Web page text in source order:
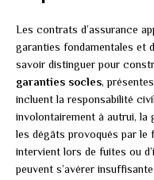
Les contrats d’assurance
garanties fondamentales et
savoir distinguer pour
garanties socles,
incluent la responsabilité
involontairement à autrui, la
les dégâts provoqués par le
intervient lors de fuites ou
peuvent s’avérer